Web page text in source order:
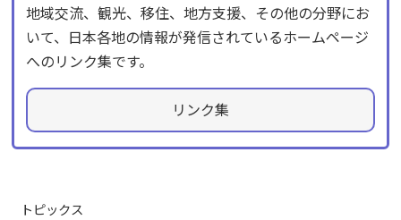
地域交流、観光、移住、地方支援、その他の分野にお
いて、日本各地の情報が発信されているホームページ
へのリンク集です。
リンク集
トピックス